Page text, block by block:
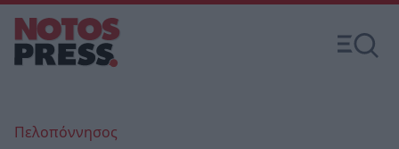
Πελοπόννησος